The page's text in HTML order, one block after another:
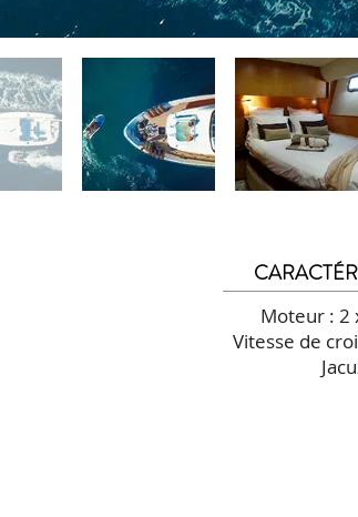
Moteur : 2
Vitesse de